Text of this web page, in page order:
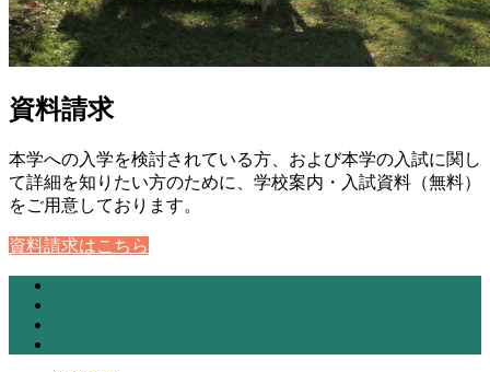
資料請求
本学への入学を検討されている方、および本学の入試に関し
て詳細を知りたい方のために、学校案内・入試資料（無料）
をご用意しております。
資料請求はこちら